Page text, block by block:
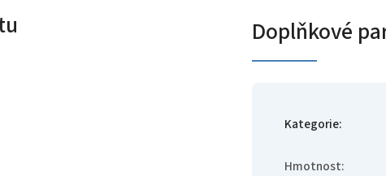
Doplňkové
Kategorie:
Hmotnost: